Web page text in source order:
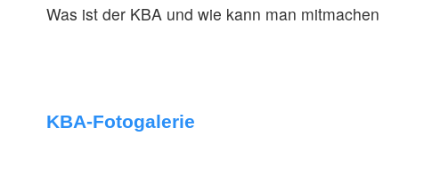
Was ist der KBA und wie kann man mitmachen
KBA-Fotogalerie